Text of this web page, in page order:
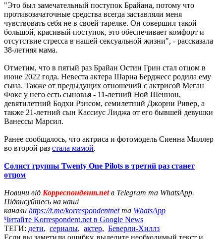
"Это был замечательный поступок Брайана, потому что
противозачаточные средства всегда заставляли меня
чувствовать себя не в своей тарелке. Он совершил такой
большой, красивый поступок, это обеспечивает комфорт и
отсутствие стресса в нашей сексуальной жизни", - рассказала
38-летняя мама.
Отметим, что в пятый раз Брайан Остин Грин стал отцом в
июне 2022 года. Невеста актера Шарна Берджесс родила ему
сына. Также от предыдущих отношений с актрисой Меган
Фокс у него есть сыновья - 11-летний Ной Шеннон,
девятилетний Бодхи Рэнсом, семилетний Джорни Ривер, а
также 21-летний сын Кассиус Лиджа от его бывшей девушки
Ванессы Марсил.
Ранее сообщалось, что актриса и фотомодель Сиенна Миллер
во второй раз стала мамой.
Солист группы Twenty One Pilots в третий раз станет
отцом
Новини від Корреспондент.netв Telegram та WhatsApp.
Підписуйтесь на наші
канали https://t.me/korrespondentnetта WhatsApp
Читайте Korrespondent.net в Google News
ТЕГИ: дети, сериалы, актер, Беверли-Хиллз
Если вы заметили ошибку, выделите необходимый текст и